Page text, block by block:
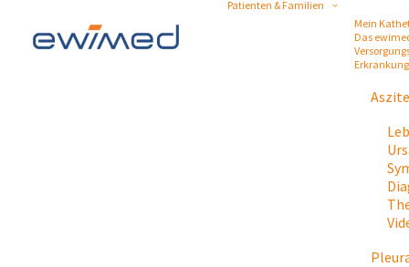
Patienten & Familien
Mein
Das